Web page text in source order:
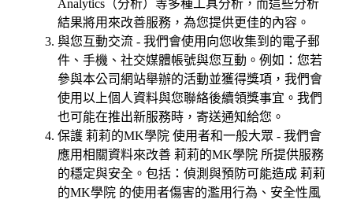
Analytics（分析）等多種工具分析，而這些分析
結果將用來改善服務，為您提供更佳的內容。
與您互動交流 - 我們會使用向您收集到的電子郵
件、手機、社交媒體帳號與您互動。例如：您若
參與本公司網站舉辦的活動並獲得獎項，我們會
使用以上個人資料與您聯絡後續領獎事宜。我們
也可能在推出新服務時，寄送通知給您。
保護 莉莉的MK學院 使用者和一般大眾 - 我們會
應用相關資料來改善 莉莉的MK學院 所提供服務
的穩定與安全。包括：偵測與預防可能造成 莉莉
的MK學院 的使用者傷害的濫用行為、安全性風